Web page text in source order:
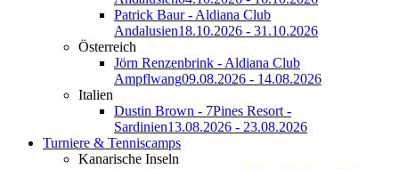
Patrick Baur - Aldiana Club
Andalusien18.10.2026 - 31.10.2026
Österreich
Jörn Renzenbrink - Aldiana Club
Ampflwang09.08.2026 - 14.08.2026
Italien
Dustin Brown - 7Pines Resort -
Sardinien13.08.2026 - 23.08.2026
Turniere & Tenniscamps
Kanarische Inseln